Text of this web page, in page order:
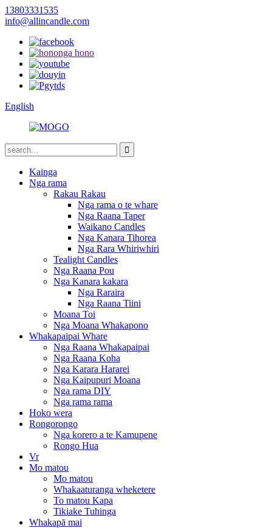
13803331535
info@allincandle.com
English
Kainga
Nga rama
Rakau Rakau
Nga rama o te whare
Nga Raana Taper
Waikano Candles
Nga Kanara Tihorea
Nga Rara Whiriwhiri
Tealight Candles
Nga Raana Pou
Nga Kanara kakara
Nga Raraira
Nga Raana Tiini
Moana Toi
Nga Moana Whakapono
Whakapaipai Whare
Nga Raana Whakapaipai
Nga Raana Koha
Nga Karara Hararei
Nga Kaipupuri Moana
Nga rama DIY
Nga rama rama
Hoko wera
Rongorongo
Nga korero a te Kamupene
Rongo Hua
Vr
Mo matou
Mo matou
Whakaaturanga wheketere
To matou Kapa
Tikiake Tuhinga
Whakapā mai